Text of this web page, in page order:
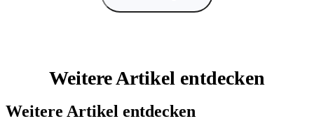
Weitere Artikel entdecken
Weitere Artikel entdecken